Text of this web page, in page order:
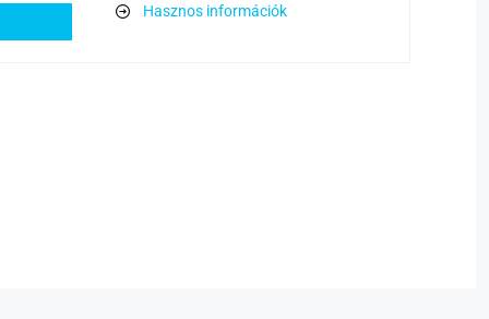
Hasznos információk